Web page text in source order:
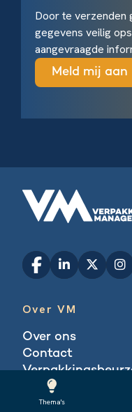
Thema's
Door te verzenden
gegevens veilig
aangevraagde
Over VM
Over ons
Contact
ManagementMedia
Blogs